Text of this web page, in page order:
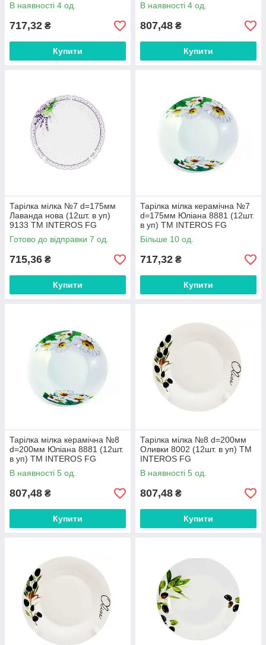
В наявності 4 од.
717,32 ₴
Купити
В наявності 4 од.
807,48 ₴
Купити
Тарілка мілка №7 d=175мм
Лаванда нова (12шт. в уп)
9133 ТМ INTEROS FG
Готово до відправки 7 од.
715,36 ₴
Купити
Тарілка мілка керамічна №7
d=175мм Юліана 8881 (12шт.
в уп) ТМ INTEROS FG
Більше 10 од.
717,32 ₴
Купити
Тарілка мілка керамічна №8
d=200мм Юліана 8881 (12шт.
в уп) ТМ INTEROS FG
В наявності 5 од.
807,48 ₴
Купити
Тарілка мілка №8 d=200мм
Оливки 8002 (12шт. в уп) ТМ
INTEROS FG
В наявності 5 од.
807,48 ₴
Купити